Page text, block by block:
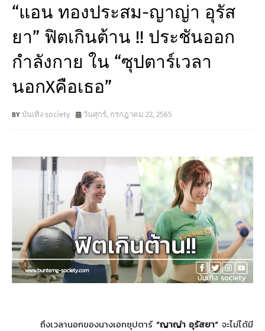
“แอน ทองประสม-ญาญ่า อุรัส
ยา” ฟิตเกินต้าน !! ประชันออก
กำลังกาย ใน “ซุปตาร์เวลา
นอกXคือเธอ”
บันเทิง society วันศุกร์, กรกฎาคม 22, 2565
ถึงเวลานอกของนางเอกซุปตาร์ “ญาญ่า อุรัสยา” จะไม่ได้มี